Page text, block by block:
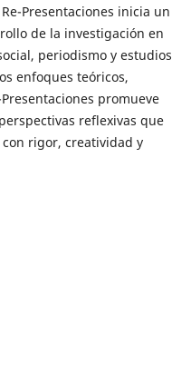
Presentaciones inicia un
de la investigación en
periodismo y estudios
enfoques teóricos,
promueve
reflexivas que
rigor, creatividad y